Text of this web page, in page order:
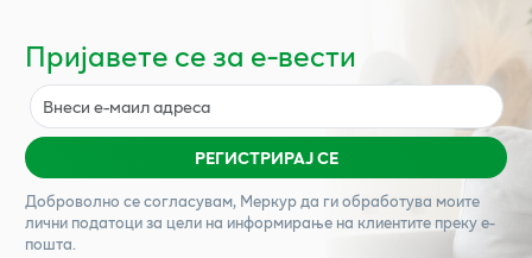
Пријавете се за е-вести
РЕГИСТРИРАЈ СЕ
Доброволно се согласувам, Меркурда ги обработува моите
лични податоци за цели на информирање на клиентите преку е-
пошта.